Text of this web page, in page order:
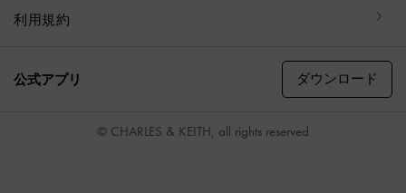
利用規約
公式アプリ ダウンロード
© CHARLES & KEITH, all rights reserved